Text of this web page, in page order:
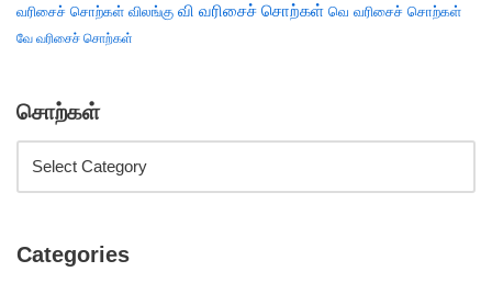
வரிசைச் சொற்கள் விலங்கு வி வரிசைச் சொற்கள் வெ வரிசைச் சொற்கள்
வே வரிசைச் சொற்கள்
சொற்கள்
Categories